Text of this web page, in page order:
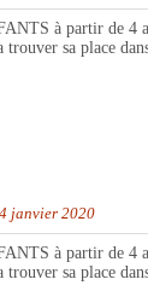
à partir de 4
sa place
janvier 2020
à partir de 4
sa place